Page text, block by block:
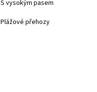
S vysokým pasem
Plážové přehozy